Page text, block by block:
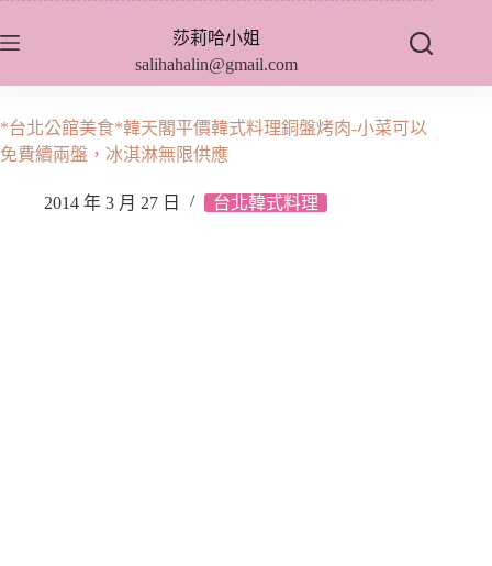
至
內
容
莎莉哈小姐
salihahalin@gmail.com
*台北公館美食*韓天閣平價韓式料理銅盤烤肉-小菜可以
免費續兩盤，冰淇淋無限供應
2014 年 3 月 27 日 台北韓式料理